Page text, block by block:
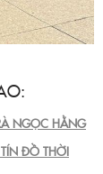
NGỌC HẰNG
ĐỒ THỜI